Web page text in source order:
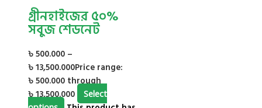
গ্রীনহাইজের ৫০%
সবুজ শেডনেট
৳500.000 –
৳13,500.000Price range:
৳ 500.000 through
৳ 13,500.000
Select